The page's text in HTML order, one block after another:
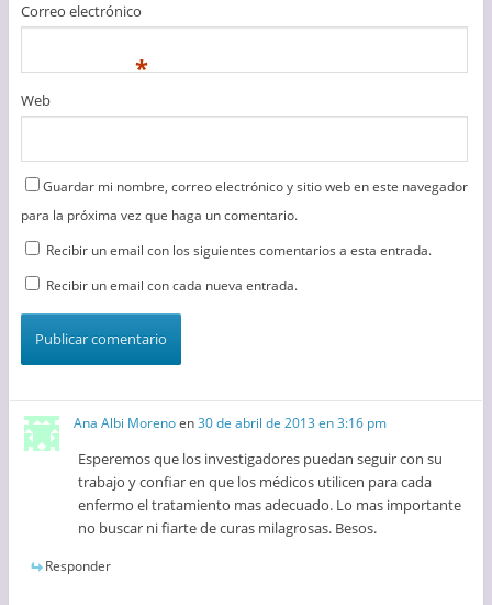
Correo electrónico
*
Web
Guardar mi nombre, correo electrónico y sitio web en este navegador
para la próxima vez que haga un comentario.
Recibir un email con los siguientes comentarios a esta entrada.
Recibir un email con cada nueva entrada.
Ana Albi Morenoen30 de abril de 2013 en 3:16 pm
Esperemos que los investigadores puedan seguir con su
trabajo y confiar en que los médicos utilicen para cada
enfermo el tratamiento mas adecuado. Lo mas importante
no buscar ni fiarte de curas milagrosas. Besos.
Responder